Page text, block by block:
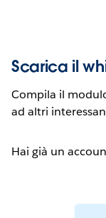
Scarica il
Compila il
ad altri
Hai già un